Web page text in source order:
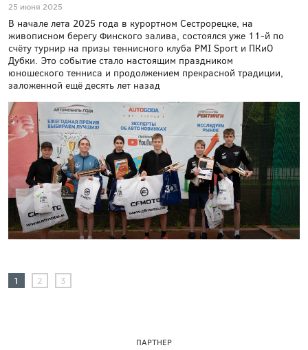
25 июня 2025
В начале лета 2025 года в курортном Сестрорецке, на
живописном берегу Финского залива, состоялся уже 11-й по
счёту турнир на призы теннисного клуба PMI Sport и ПКиО
Дубки. Это событие стало настоящим праздником
юношеского тенниса и продолжением прекрасной традиции,
заложенной ещё десять лет назад
1 2 3
ПАРТНЕР